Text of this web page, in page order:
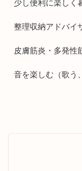
少し便利に楽しく
整理収納アドバイ
皮膚筋炎・多発性
音を楽しむ（歌う